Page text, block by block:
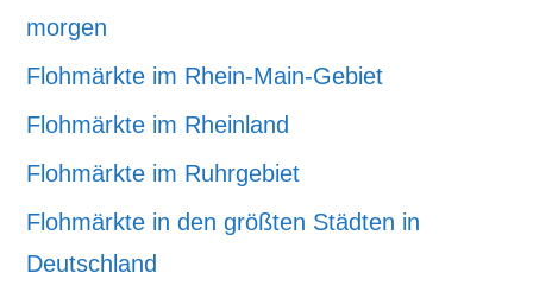
morgen
Flohmärkte im Rhein-Main-Gebiet
Flohmärkte im Rheinland
Flohmärkte im Ruhrgebiet
Flohmärkte in den größten Städten in
Deutschland